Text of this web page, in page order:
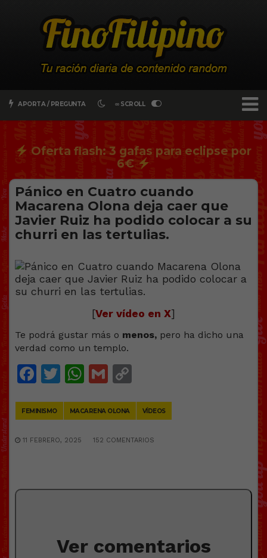
APORTA / PREGUNTA ∞ SCROLL
Oferta flash: 3 gafas para eclipse por
6€
Pánico en Cuatro cuando
Macarena Olona deja caer que
Javier Ruiz ha podido colocar a su
churri en las tertulias.
[Ver vídeo en X]
Te podrá gustar más o menos, pero ha dicho una
verdad como un templo.
Facebook
Twitter
WhatsApp
Gmail
FEMINISMO MACARENA OLONA VÍDEOS
11 FEBRERO, 2025 152 COMENTARIOS
Ver comentarios